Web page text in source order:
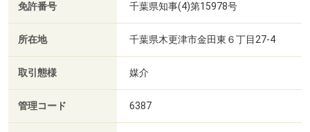
免許番号 千葉県知事(4)第15978号
所在地 千葉県木更津市金田東６丁目27-4
取引態様 媒介
管理コード 6387